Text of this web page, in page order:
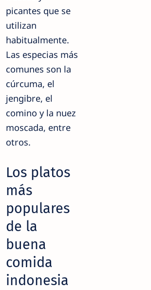
picantes que se
utilizan
habitualmente.
Las especias más
comunes son la
cúrcuma, el
jengibre, el
comino y la nuez
moscada, entre
otros.
Los platos
más
populares
de la
buena
comida
indonesia